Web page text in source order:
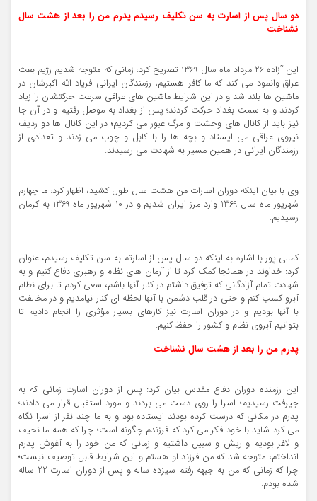
دو سال پس از اسارت به سن تکلیف رسیدم پدرم من را بعد از هشت سال
نشناخت
این آزاده 26 مرداد ماه سال 1369 تصریح کرد: زمانی که متوجه شدیم رژیم بعث
عراق وانمود می کند که ما کافر هستیم، رزمندگان ایرانی فریاد الله اکبرشان در
ماشین ها بلند شد و در این شرایط ماشین های عراقی سرعت حرکتشان را زیاد
کردند و به سمت بغداد حرکت کردند؛ پس از بغداد به موصل رفتیم و در آن جا
نیز باید از کانال های وحشت و مرگ عبور می کردیم؛ در این کانال ها دو ردیف
نیروی عراقی می ایستاد و بچه ها را با کابل و چوب می زدند و تعدادی از
رزمندگان ایرانی در همین مسیر به شهادت می رسیدند.
وی با بیان اینکه دوران اسارات من هشت سال طول کشید، اظهار کرد: ما چهارم
شهریور ماه سال 1369 وارد مرز ایران شدیم و در 10 شهریور ماه 1369 به کرمان
رسیدیم.
کمالی پور با اشاره به اینکه دو سال پس از اسارتم به سن تکلیف رسیدم، عنوان
کرد: خداوند در همانجا کمک کرد تا از آرمان های نظام و رهبری دفاع کنیم و به
شهادت تمام آزادگانی که توفیق داشتم در کنار آنها باشم، سعی کردم تا برای نظام
آبرو کسب کنم و حتی در قلب دشمن با آنها لحظه ای کنار نیامدیم و در مخالفت
با آنها بودیم و در دوران اسارت نیز کارهای بسیار مؤثری را انجام دادیم تا
بتوانیم آبروی نظام و کشور را حفظ کنیم.
پدرم من را بعد از هشت سال نشناخت
این رزمنده دوران دفاع مقدس بیان کرد: پس از دوران اسارت زمانی که به
جیرفت رسیدیم؛ اسرا را روی دست می بردند و مورد استقبال قرار می دادند؛
پدرم در مکانی که درست کرده بودند ایستاده بود و به ما چند نفر از اسرا نگاه
می کرد شاید با خود فکر می کرد که فرزندم چگونه است؛ چرا که همه ما نحیف
و لاغر بودیم و ریش و سبیل داشتیم و زمانی که من خود را به آغوش پدرم
انداختم، متوجه شد که من فرزند او هستم و این شرایط قابل توصیف نیست؛
چرا که زمانی که من به جبهه رفتم سیزده ساله و پس از دوران اسارت 22 ساله
شده بودم.